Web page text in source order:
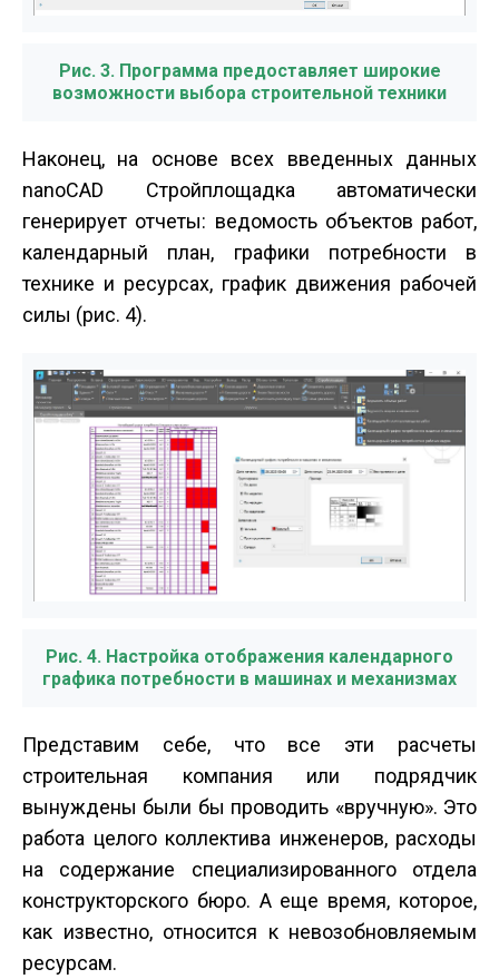
Рис. 3. Программа предоставляет широкие
возможности выбора строительной техники
Наконец, на основе всех введенных данных
nanoCAD Стройплощадка автоматически
генерирует отчеты: ведомость объектов работ,
календарный план, графики потребности в
технике и ресурсах, график движения рабочей
силы (рис. 4).
Рис. 4. Настройка отображения календарного
графика потребности в машинах и механизмах
Представим себе, что все эти расчеты
строительная компания или подрядчик
вынуждены были бы проводить «вручную». Это
работа целого коллектива инженеров, расходы
на содержание специализированного отдела
конструкторского бюро. А еще время, которое,
как известно, относится к невозобновляемым
ресурсам.